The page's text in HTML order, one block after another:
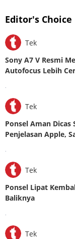
Editor's Choice
Tek
Sony A7 V Resmi
Autofocus Lebih
.
Tek
Ponsel Aman
Penjelasan Apple,
.
Tek
Ponsel Lipat
Baliknya
.
Tek